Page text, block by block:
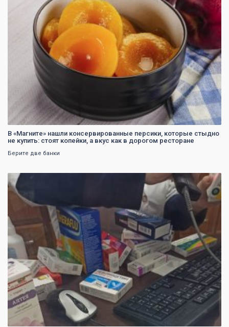
В «Магните» нашли консервированные персики, которые стыдно
не купить: стоят копейки, а вкус как в дорогом ресторане
Берите две банки
0